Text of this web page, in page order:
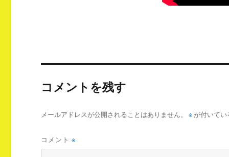
コメントを残す
メールアドレスが公開されることはありません。 ※ が付いて
コメント※